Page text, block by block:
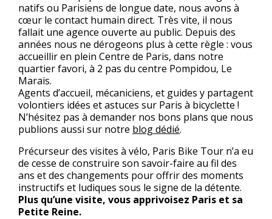
natifs ou Parisiens de longue date, nous avons à
cœur le contact humain direct. Très vite, il nous
fallait une agence ouverte au public. Depuis des
années nous ne dérogeons plus à cette règle : vous
accueillir en plein Centre de Paris, dans notre
quartier favori, à 2 pas du centre Pompidou, Le
Marais.
Agents d’accueil, mécaniciens, et guides y partagent
volontiers idées et astuces sur Paris à bicyclette !
N’hésitez pas à demander nos bons plans que nous
publions aussi sur notre blog dédié.
Précurseur des visites à vélo, Paris Bike Tour n’a eu
de cesse de construire son savoir-faire au fil des
ans et des changements pour offrir des moments
instructifs et ludiques sous le signe de la détente.
Plus qu’une visite, vous apprivoisez Paris et sa
Petite Reine.